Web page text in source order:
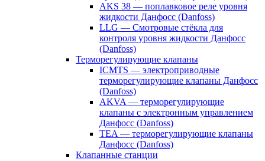
AKS 38 — поплавковое реле уровня
жидкости Данфосс (Danfoss)
LLG — Смотровые стёкла для
контроля уровня жидкости Данфосс
(Danfoss)
Терморегулирующие клапаны
ICMTS — электроприводные
терморегулирующие клапаны Данфосс
(Danfoss)
AKVA — терморегулирующие
клапаны с электронным управлением
Данфосс (Danfoss)
TEA — терморегулирующие клапаны
Данфосс (Danfoss)
Клапанные станции